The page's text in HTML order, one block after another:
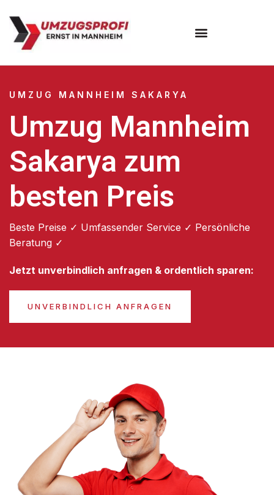
UMZUG MANNHEIM SAKARYA
Umzug Mannheim
Sakarya zum
besten Preis
Beste Preise ✓ Umfassender Service ✓ Persönliche
Beratung ✓
Jetzt unverbindlich anfragen & ordentlich sparen:
UNVERBINDLICH ANFRAGEN